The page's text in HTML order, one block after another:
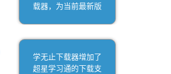
载器，为当前最新版
学无止下载器增加了
超星学习通的下载支